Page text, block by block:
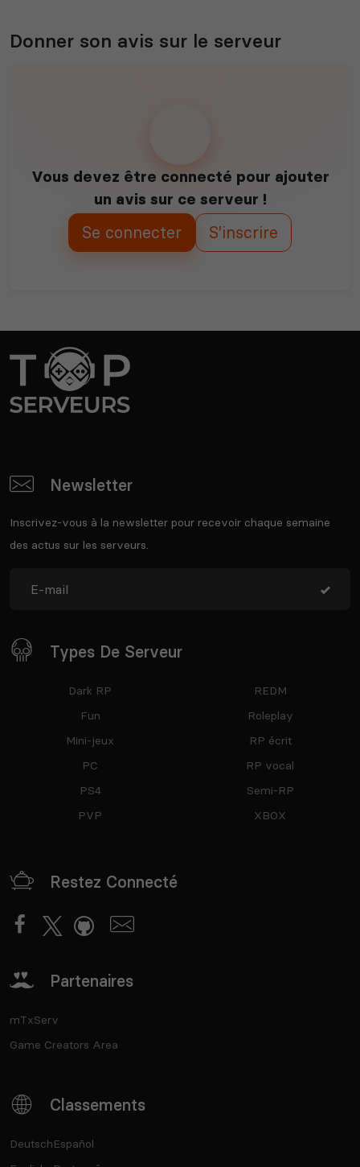
Donner son avis sur le serveur
Vous devez être connecté pour ajouter
un avis sur ce serveur !
Se connecter S'inscrire
Newsletter
Inscrivez-vous à la newsletter pour recevoir chaque semaine
des actus sur les serveurs.
Types De Serveur
Dark RP
Fun
Mini-jeux
PC
PS4
PVP
REDM
Roleplay
RP écrit
RP vocal
Semi-RP
XBOX
Restez Connecté
Partenaires
mTxServ
Game Creators Area
Classements
DeutschEspañol